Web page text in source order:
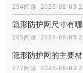
294阅读 2026-08-03
隐形防护网尺寸有
265阅读 2026-08-03
隐形防护网的主要
277阅读 2026-08-03